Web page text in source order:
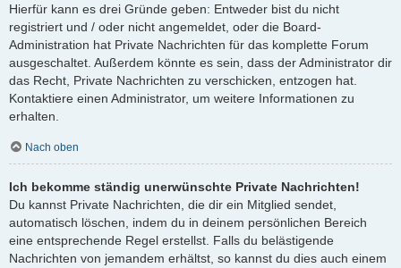
Hierfür kann es drei Gründe geben: Entweder bist du nicht
registriert und / oder nicht angemeldet, oder die Board-
Administration hat Private Nachrichten für das komplette Forum
ausgeschaltet. Außerdem könnte es sein, dass der Administrator dir
das Recht, Private Nachrichten zu verschicken, entzogen hat.
Kontaktiere einen Administrator, um weitere Informationen zu
erhalten.
Nach oben
Ich bekomme ständig unerwünschte Private Nachrichten!
Du kannst Private Nachrichten, die dir ein Mitglied sendet,
automatisch löschen, indem du in deinem persönlichen Bereich
eine entsprechende Regel erstellst. Falls du belästigende
Nachrichten von jemandem erhältst, so kannst du dies auch einem